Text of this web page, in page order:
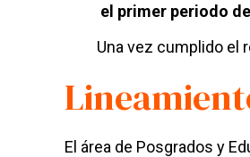
el primer periodo
Una vez cumplido el
El área de Posgrados y